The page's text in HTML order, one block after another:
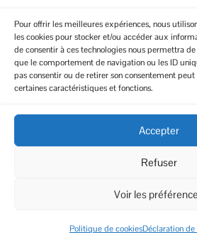
Pour offrir les meilleures expériences, nous
les cookies pour stocker et/ou accéder aux
de consentir à ces technologies nous permettra
que le comportement de navigation ou les ID
pas consentir ou de retirer son consentement
certaines caractéristiques et fonctions.
Accepter
Refuser
Voir les
Politique de cookiesDéclaration
I Politique de cookies
I Mentions légales
I Données personnelles